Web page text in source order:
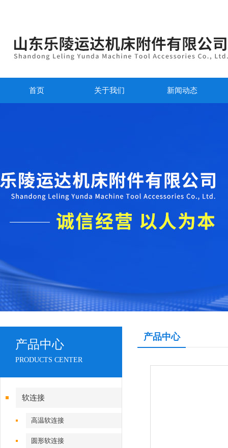
首页 关于我们 新闻动态
产品中心
PRODUCTS CENTER
软连接
高温软连接
圆形软连接
产品中心